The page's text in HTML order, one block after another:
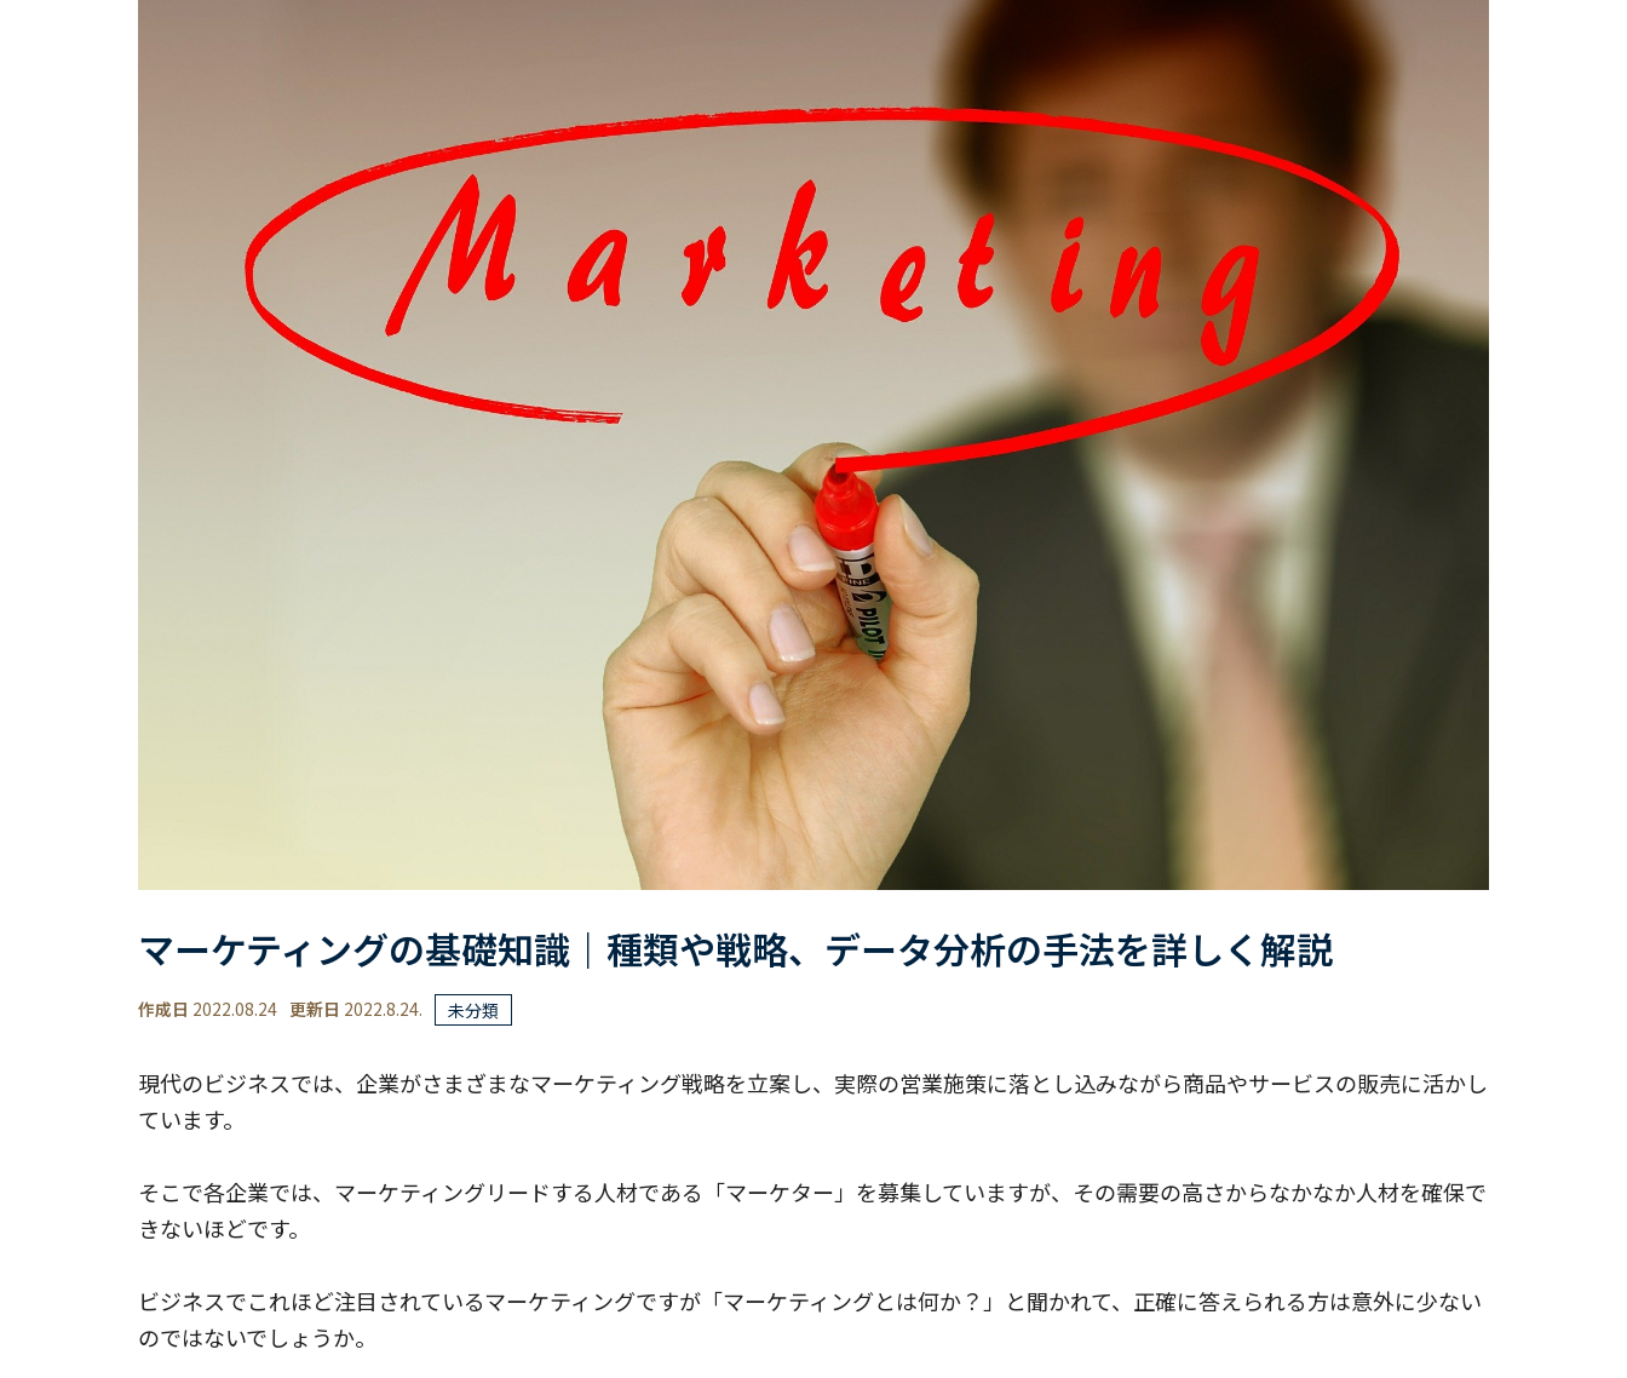
マーケティングの基礎知識｜種類や戦略、データ分析の手法を詳しく解説
作成日 2022.08.24 更新日 2022.8.24. 未分類
現代のビジネスでは、企業がさまざまなマーケティング戦略を立案し、実際の営業施策に落とし込みながら商品やサービスの販売に活かし
ています。
そこで各企業では、マーケティングリードする人材である「マーケター」を募集していますが、その需要の高さからなかなか人材を確保で
きないほどです。
ビジネスでこれほど注目されているマーケティングですが「マーケティングとは何か？」と聞かれて、正確に答えられる方は意外に少ない
のではないでしょうか。